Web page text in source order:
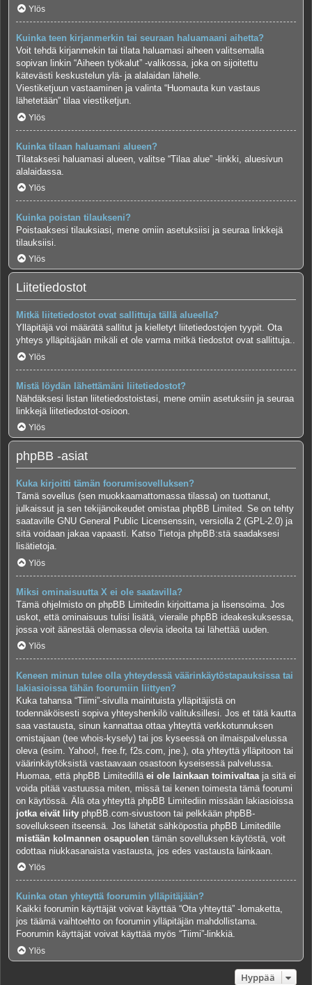
Ylös
Kuinka teen kirjanmerkin tai seuraan haluamaani aihetta?
Voit tehdä kirjanmekin tai tilata haluamasi aiheen valitsemalla
sopivan linkin “Aiheen työkalut” -valikossa, joka on sijoitettu
kätevästi keskustelun ylä- ja alalaidan lähelle.
Viestiketjuun vastaaminen ja valinta “Huomauta kun vastaus
lähetetään” tilaa viestiketjun.
Ylös
Kuinka tilaan haluamani alueen?
Tilataksesi haluamasi alueen, valitse “Tilaa alue” -linkki, aluesivun
alalaidassa.
Ylös
Kuinka poistan tilaukseni?
Poistaaksesi tilauksiasi, mene omiin asetuksiisi ja seuraa linkkejä
tilauksiisi.
Ylös
Liitetiedostot
Mitkä liitetiedostot ovat sallittuja tällä alueella?
Ylläpitäjä voi määrätä sallitut ja kielletyt liitetiedostojen tyypit. Ota
yhteys ylläpitäjään mikäli et ole varma mitkä tiedostot ovat sallittuja..
Ylös
Mistä löydän lähettämäni liitetiedostot?
Nähdäksesi listan liitetiedostoistasi, mene omiin asetuksiin ja seuraa
linkkejä liitetiedostot-osioon.
Ylös
phpBB -asiat
Kuka kirjoitti tämän foorumisovelluksen?
Tämä sovellus (sen muokkaamattomassa tilassa) on tuottanut,
julkaissut ja sen tekijänoikeudet omistaa phpBB Limited. Se on tehty
saataville GNU General Public Licensenssin, versiolla 2 (GPL-2.0) ja
sitä voidaan jakaa vapaasti. Katso Tietoja phpBB:stäsaadaksesi
lisätietoja.
Ylös
Miksi ominaisuutta X ei ole saatavilla?
Tämä ohjelmisto on phpBB Limitedin kirjoittama ja lisensoima. Jos
uskot, että ominaisuus tulisi lisätä, vieraile phpBB ideakeskuksessa
jossa voit äänestää olemassa olevia ideoita tai lähettää uuden.
Ylös
Keneen minun tulee olla yhteydessä väärinkäytöstapauksissa tai
lakiasioissa tähän foorumiin liittyen?
Kuka tahansa “Tiimi”-sivulla mainituista ylläpitäjistä on
todennäköisesti sopiva yhteyshenkilö valituksillesi. Jos et tätä kautta
saa vastausta, sinun kannattaa ottaa yhteyttä verkkotunnuksen
omistajaan (tee whois-kysely) tai jos kyseessä on ilmaispalvelussa
oleva (esim. Yahoo!, free.fr, f2s.com, jne.), ota yhteyttä ylläpitoon tai
väärinkäytöksistä vastaavaan osastoon kyseisessä palvelussa.
Huomaa, että phpBB Limitedillä ei ole lainkaan toimivaltaa ja sitä ei
voida pitää vastuussa miten, missä tai kenen toimesta tämä foorumi
on käytössä. Älä ota yhteyttä phpBB Limitediin missään lakiasioissa
jotka eivät liity phpBB.com-sivustoon tai pelkkään phpBB-
sovellukseen itseensä. Jos lähetät sähköpostia phpBB Limitedille
mistään kolmannen osapuolen tämän sovelluksen käytöstä, voit
odottaa niukkasanaista vastausta, jos edes vastausta lainkaan.
Ylös
Kuinka otan yhteyttä foorumin ylläpitäjään?
Kaikki foorumin käyttäjät voivat käyttää “Ota yhteyttä” -lomaketta,
jos täämä vaihtoehto on foorumin ylläpitäjän mahdollistama.
Foorumin käyttäjät voivat käyttää myös “Tiimi”-linkkiä.
Ylös
Hyppää